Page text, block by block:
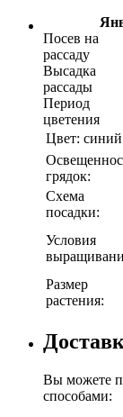
Посев на
рассаду
Высадка
рассады
Период
цветения
Цвет: синий
грядок:
Схема
посадки:
Условия
Размер
растения:
Вы можете
способами: